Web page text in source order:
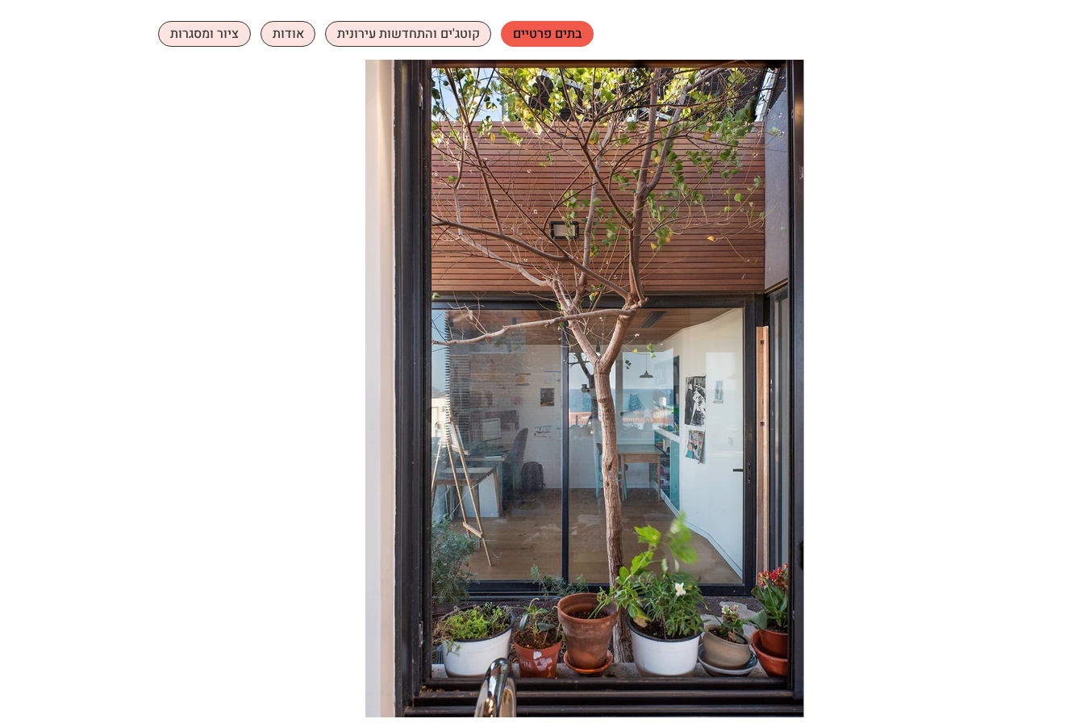
ציור ומסגרות אודות קוטג'ים והתחדשות עירונית בתים פרטיים